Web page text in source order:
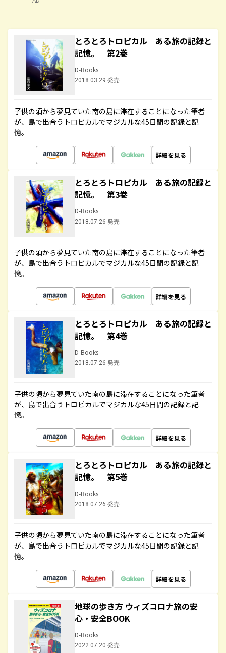
とろとろトロピカル ある旅の記録と
記憶。 第2巻
D-Books
2018.03.29 発売
子供の頃から夢見ていた南の島に滞在することになった筆者
が、島で出合うトロピカルでマジカルな45日間の記録と記
憶。
詳細を見る
とろとろトロピカル ある旅の記録と
記憶。 第3巻
D-Books
2018.07.26 発売
子供の頃から夢見ていた南の島に滞在することになった筆者
が、島で出合うトロピカルでマジカルな45日間の記録と記
憶。
詳細を見る
とろとろトロピカル ある旅の記録と
記憶。 第4巻
D-Books
2018.07.26 発売
子供の頃から夢見ていた南の島に滞在することになった筆者
が、島で出合うトロピカルでマジカルな45日間の記録と記
憶。
詳細を見る
とろとろトロピカル ある旅の記録と
記憶。 第5巻
D-Books
2018.07.26 発売
子供の頃から夢見ていた南の島に滞在することになった筆者
が、島で出合うトロピカルでマジカルな45日間の記録と記
憶。
詳細を見る
地球の歩き方 ウィズコロナ旅の安
心・安全BOOK
D-Books
2022.07.20 発売